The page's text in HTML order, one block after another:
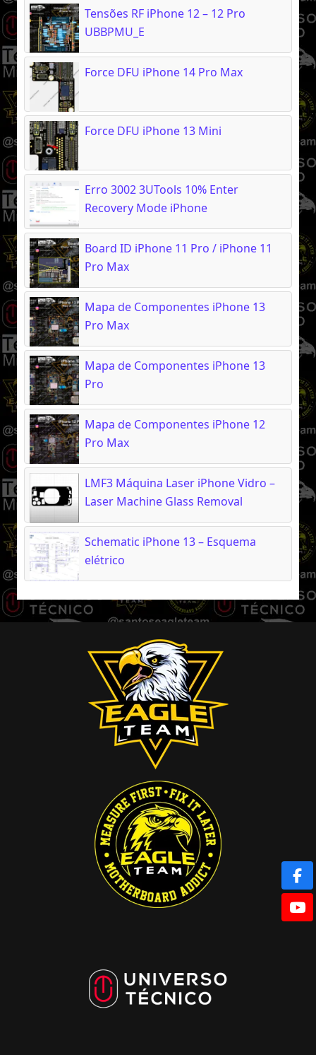
Tensões RF iPhone 12 – 12 Pro
UBBPMU_E
Force DFU iPhone 14 Pro Max
Force DFU iPhone 13 Mini
Erro 3002 3UTools 10% Enter
Recovery Mode iPhone
Board ID iPhone 11 Pro / iPhone 11
Pro Max
Mapa de Componentes iPhone 13
Pro Max
Mapa de Componentes iPhone 13
Pro
Mapa de Componentes iPhone 12
Pro Max
LMF3 Máquina Laser iPhone Vidro –
Laser Machine Glass Removal
Schematic iPhone 13 – Esquema
elétrico